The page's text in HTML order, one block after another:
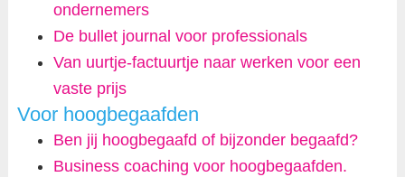
ondernemers
De bullet journal voor professionals
Van uurtje-factuurtje naar werken voor een
vaste prijs
Voor hoogbegaafden
Ben jij hoogbegaafd of bijzonder begaafd?
Business coaching voor hoogbegaafden.